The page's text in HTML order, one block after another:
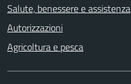
Salute, benessere e assistenza
Autorizzazioni
Agricoltura e pesca